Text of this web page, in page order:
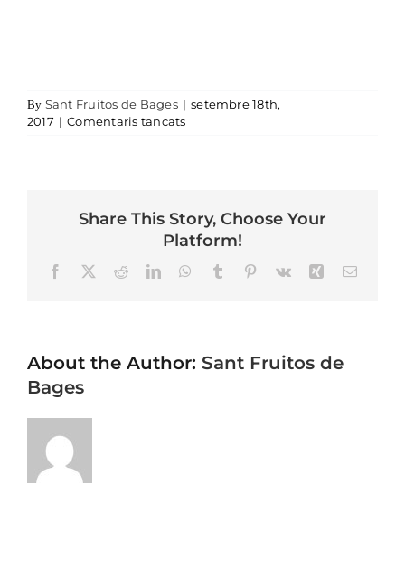
By Sant Fruitos de Bages | setembre 18th,
2017 | Comentaris tancatsa 28terrat
Share This Story, Choose Your
Platform!
FacebookRedditLinkedInWhatsApp
TumblrPinterest
Vk XingEmail
About the Author: Sant Fruitos de
Bages